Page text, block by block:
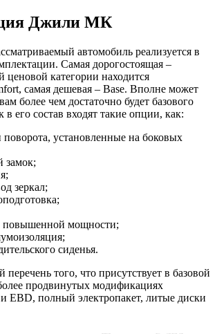
Джили МК
автомобиль реализуется в
Самая дорогостоящая –
ценовой категории находится
самая дешевая – Base. Вполне может
более чем достаточно будет базового
в его состав входят такие опции, как:
поворота, установленные на боковых
замок;
зеркал;
повышенной мощности;
сиденья.
того, что присутствует в базовой
продвинутых модификациях
EBD, полный электропакет, литые диски